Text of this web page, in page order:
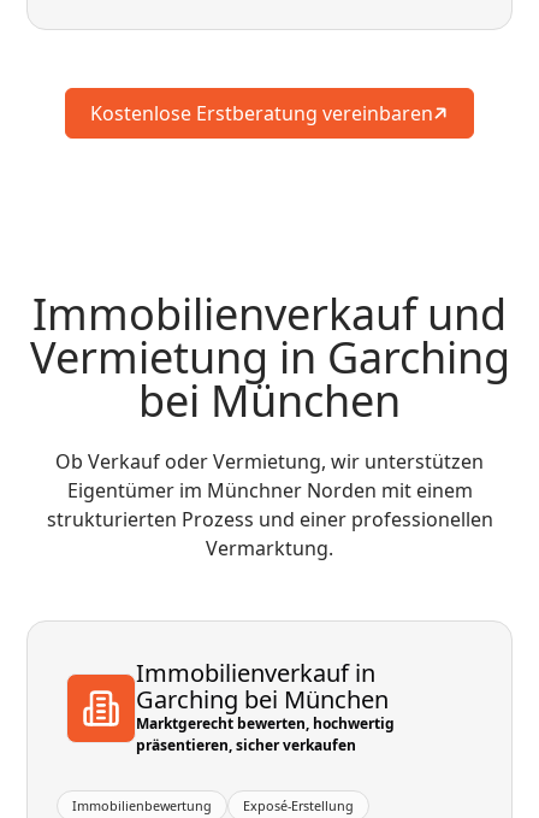
Kostenlose Erstberatung vereinbaren
Immobilienverkauf und
Vermietung in Garching
bei München
Ob Verkauf oder Vermietung, wir unterstützen
Eigentümer im Münchner Norden mit einem
strukturierten Prozess und einer professionellen
Vermarktung.
Immobilienverkauf in
Garching bei München
Marktgerecht bewerten, hochwertig
präsentieren, sicher verkaufen
Immobilienbewertung
Exposé-Erstellung